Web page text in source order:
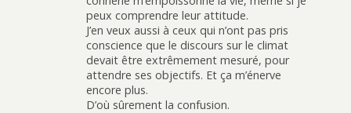
peux comprendre leur attitude.
J’en veux aussi à ceux qui n’ont pas pris
conscience que le discours sur le climat
devait être extrêmement mesuré, pour
attendre ses objectifs. Et ça m’énerve
encore plus.
D’où sûrement la confusion.